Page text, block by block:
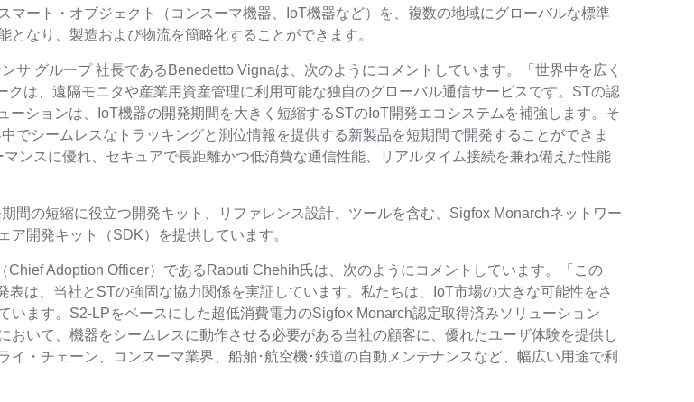
マート・オブジェクト（コンスーマ機器、IoT機器など）を、複数の地域にグローバルな標準
となり、製造および物流を簡略化することができます。
サ グループ 社長であるBenedetto Vignaは、次のようにコメントしています。「世界中を広く
クは、遠隔モニタや産業用資産管理に利用可能な独自のグローバル通信サービスです。STの認
ーションは、IoT機器の開発期間を大きく短縮するSTのIoT開発エコシステムを補強します。そ
でシームレスなトラッキングと測位情報を提供する新製品を短期間で開発することができま
ンスに優れ、セキュアで長距離かつ低消費な通信性能、リアルタイム接続を兼ね備えた性能
間の短縮に役立つ開発キット、リファレンス設計、ツールを含む、Sigfox Monarchネットワー
ア開発キット（SDK）を提供しています。
Chief Adoption Officer）であるRaouti Chehih氏は、次のようにコメントしています。「この
表は、当社とSTの強固な協力関係を実証しています。私たちは、IoT市場の大きな可能性をさ
います。S2-LPをベースにした超低消費電力のSigfox Monarch認定取得済みソリューション
おいて、機器をシームレスに動作させる必要がある当社の顧客に、優れたユーザ体験を提供し
イ・チェーン、コンスーマ業界、船舶･航空機･鉄道の自動メンテナンスなど、幅広い用途で利